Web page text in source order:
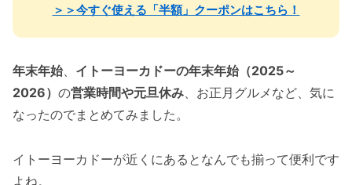
＞＞今すぐ使える「半額」クーポンはこちら！
年末年始、 イトーヨーカドーの年末年始（2025～
2026） の営業時間や元旦休み、お正月グルメなど、気に
なったのでまとめてみました。
イトーヨーカドーが近くにあるとなんでも揃って便利です
よね。